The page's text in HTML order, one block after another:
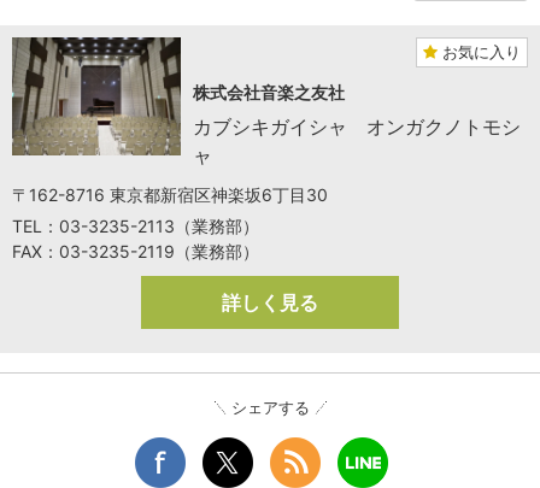
お気に入り
株式会社音楽之友社
カブシキガイシャ オンガクノトモシ
ャ
〒162-8716 東京都新宿区神楽坂6丁目30
TEL：03-3235-2113（業務部）
FAX：03-3235-2119（業務部）
詳しく見る
シェアする